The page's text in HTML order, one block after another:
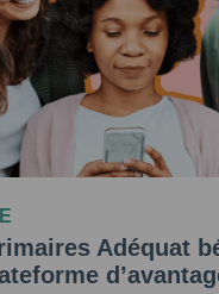
Adéquat